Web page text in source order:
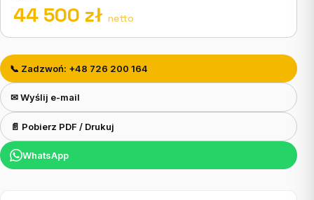
44 500 zł netto
📞 Zadzwoń: +48 726 200 164
✉ Wyślij e-mail
📄 Pobierz PDF / Drukuj
WhatsApp